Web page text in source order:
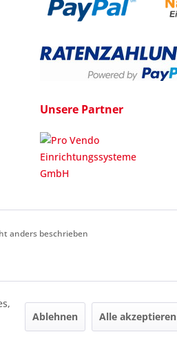
Unsere Partner
anders beschrieben
Ablehnen Alle akzeptieren